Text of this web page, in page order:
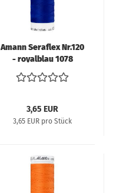
Amann Seraflex Nr.120
- royalblau 1078
3,65 EUR
3,65 EUR pro Stück